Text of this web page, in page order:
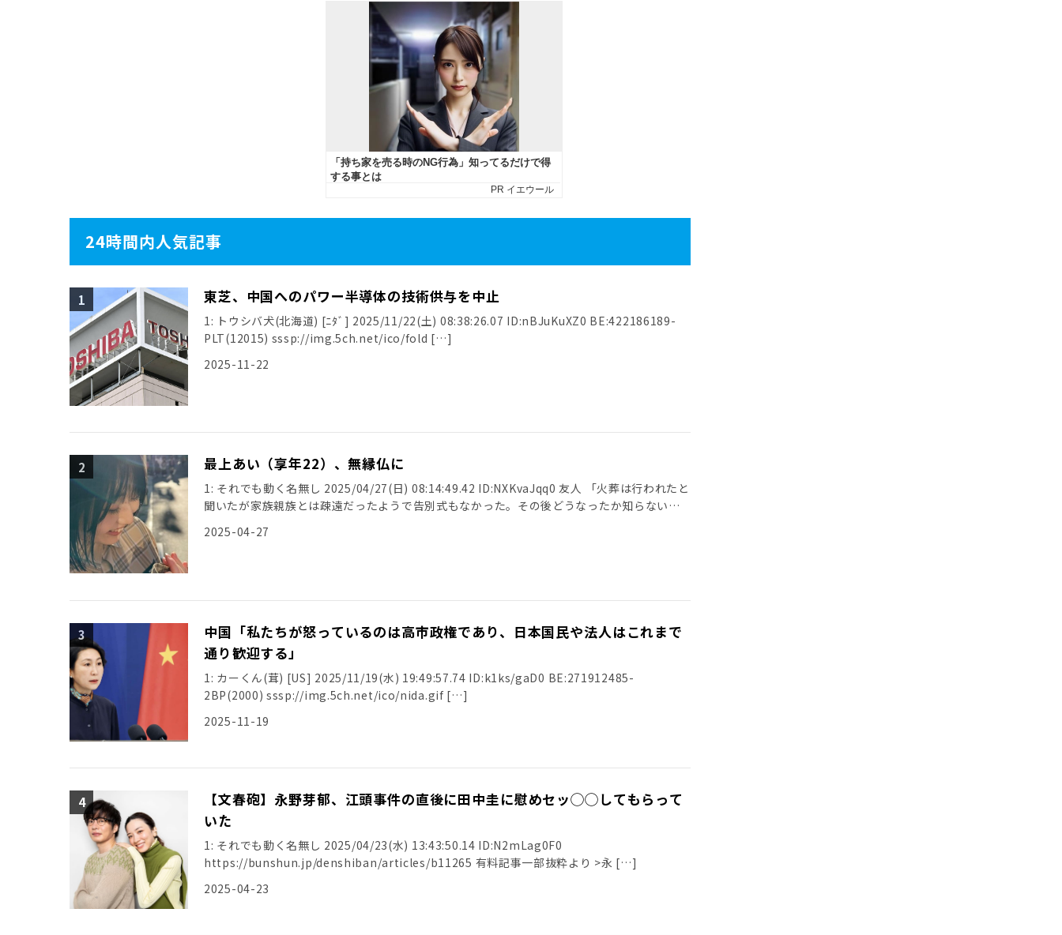
24時間内人気記事
東芝、中国へのパワー半導体の技術供与を中止
1: トウシバ犬(北海道) [ﾆﾀﾞ] 2025/11/22(土) 08:38:26.07 ID:nBJuKuXZ0 BE:422186189-
PLT(12015) sssp://img.5ch.net/ico/fold […]
2025-11-22
最上あい（享年22）、無縁仏に
1: それでも動く名無し 2025/04/27(日) 08:14:49.42 ID:NXKvaJqq0 友人 「火葬は行われたと
聞いたが家族親族とは疎遠だったようで告別式もなかった。その後どうなったか知らない」
2025-04-27
中国「私たちが怒っているのは高市政権であり、日本国民や法人はこれまで
通り歓迎する」
1: カーくん(茸) [US] 2025/11/19(水) 19:49:57.74 ID:k1ks/gaD0 BE:271912485-
2BP(2000) sssp://img.5ch.net/ico/nida.gif […]
2025-11-19
【文春砲】永野芽郁、江頭事件の直後に田中圭に慰めセッ◯◯してもらって
いた
1: それでも動く名無し 2025/04/23(水) 13:43:50.14 ID:N2mLag0F0
https://bunshun.jp/denshiban/articles/b11265 有料記事一部抜粋より >永 […]
2025-04-23